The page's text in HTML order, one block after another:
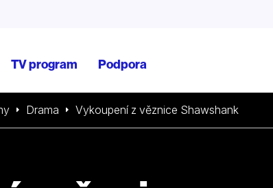
TV program Podpora
Drama Vykoupení z věznice Shawshank